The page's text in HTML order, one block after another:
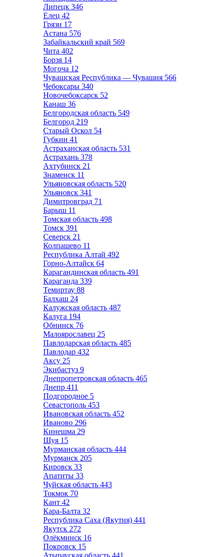
Липецк 346
Елец 42
Грязи 17
Астана 576
Забайкальский край 569
Чита 402
Борзя 14
Могоча 12
Чувашская Республика — Чувашия 566
Чебоксары 340
Новочебоксарск 52
Канаш 36
Белгородская область 549
Белгород 219
Старый Оскол 54
Губкин 41
Астраханская область 531
Астрахань 378
Ахтубинск 21
Знаменск 11
Ульяновская область 520
Ульяновск 341
Димитровград 71
Барыш 11
Томская область 498
Томск 391
Северск 21
Колпашево 11
Республика Алтай 492
Горно-Алтайск 64
Карагандинская область 491
Караганда 339
Темиртау 88
Балхаш 24
Калужская область 487
Калуга 194
Обнинск 76
Малоярославец 25
Павлодарская область 485
Павлодар 432
Аксу 25
Экибастуз 9
Днепропетровская область 465
Днепр 411
Подгородное 5
Севастополь 453
Ивановская область 452
Иваново 296
Кинешма 29
Шуя 15
Мурманская область 444
Мурманск 205
Кировск 33
Апатиты 33
Чуйская область 443
Токмок 70
Кант 42
Кара-Балта 32
Республика Саха (Якутия) 441
Якутск 272
Олёкминск 16
Покровск 15
Атырауская область 441